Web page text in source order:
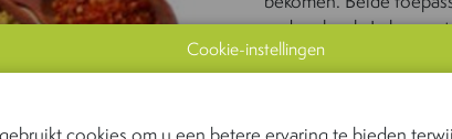
andere hoek. Je kan
vertrekken vanuit een
resulteren in een
Een seasoning wordt
aangebracht wordt op
Cookie-instellingen